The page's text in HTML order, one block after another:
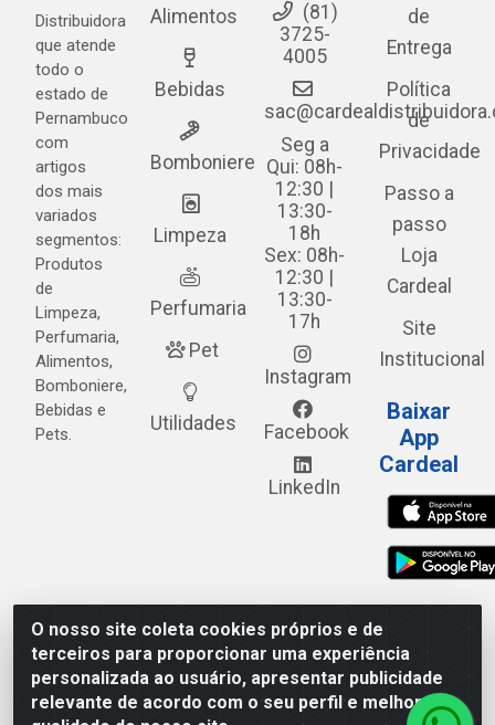
O nosso site coleta cookies próprios e de
terceiros para proporcionar uma experiência
personalizada ao usuário, apresentar publicidade
relevante de acordo com o seu perfil e melhorar a
Distribuidora
que atende
todo o
estado de
Pernambuco
com
artigos
dos mais
variados
segmentos:
Produtos
de
Limpeza,
Perfumaria,
Alimentos,
Bomboniere,
Bebidas e
Pets.
Alimentos
Bebidas
Bomboniere
Limpeza
Perfumaria
Pet
Utilidades
(81)
3725-
4005
Seg a
Qui: 08h-
12:30 |
13:30-
18h
Sex: 08h-
12:30 |
13:30-
17h
Instagram
Facebook
LinkedIn
de
Entrega
Política
de
Privacidade
Passo a
passo
Loja
Cardeal
Site
Institucional
Baixar
App
Cardeal
Cardeal Distribuidora - Estrada Alto do Moura, 582 - Alto
do Moura - Caruaru/PE - CEP 55.040-120 - CNPJ
05.253.499/0001-62